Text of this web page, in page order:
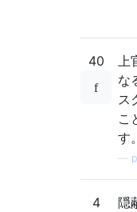
40
な
ス
こ
す。
4
隠